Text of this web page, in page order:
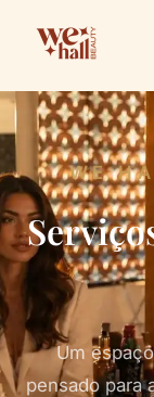
WE
Um
pensado para